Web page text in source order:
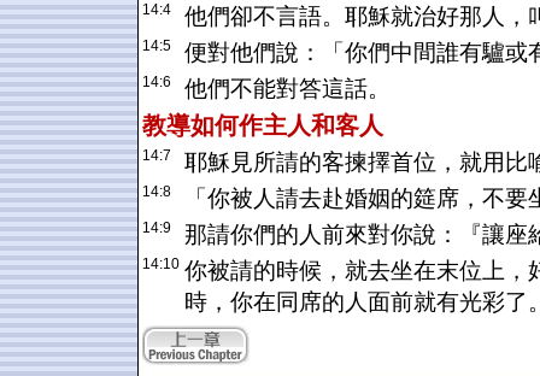
14:4 他們卻不言語。耶穌就治好那人，
14:5 便對他們說：「你們中間誰有驢
14:6 他們不能對答這話。
教導如何作主人和客人
14:7 耶穌見所請的客揀擇首位，就用比
14:8 「你被人請去赴婚姻的筵席，不
14:9 那請你們的人前來對你說：『讓
14:10 你被請的時候，就去坐在末位上
時，你在同席的人面前就有光彩了